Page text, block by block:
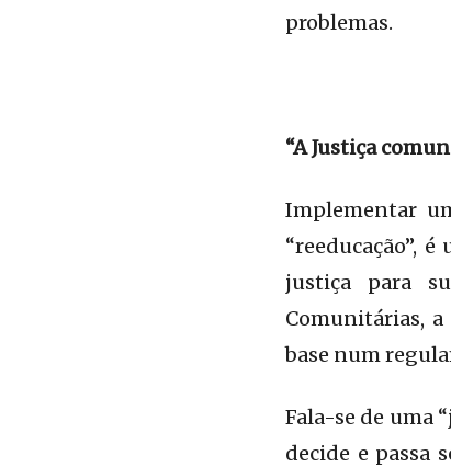
problemas.
“A Justiça
Implementar
“reeducação”,
justiça para
Comunitárias,
base num
Fala-se de uma
decide e passa